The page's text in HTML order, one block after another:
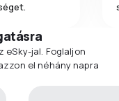
eSky-jal. Foglaljon
el néhány napra